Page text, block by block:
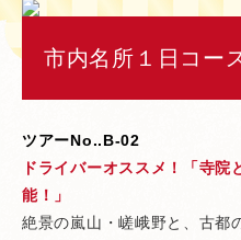
市内名所１日コー
ツアーNo..B-02
ドライバーオススメ！「寺
能！」
絶景の嵐山・嵯峨野と、古都